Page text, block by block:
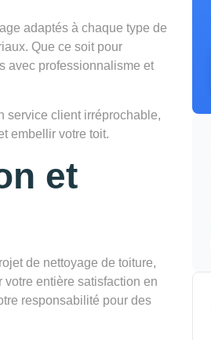
adaptés à chaque type de
Que ce soit pour
avec professionnalisme et
service client irréprochable,
embellir votre toit.
et
de nettoyage de toiture,
entière satisfaction en
responsabilité pour des